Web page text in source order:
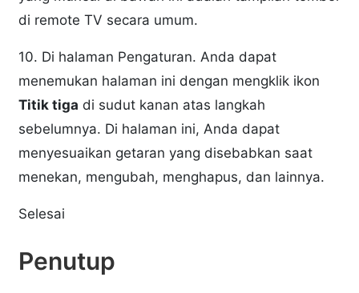
di remote TV secara umum.
10. Di halaman Pengaturan. Anda dapat
menemukan halaman ini dengan mengklik ikon
Titik tiga di sudut kanan atas langkah
sebelumnya. Di halaman ini, Anda dapat
menyesuaikan getaran yang disebabkan saat
menekan, mengubah, menghapus, dan lainnya.
Selesai
Penutup